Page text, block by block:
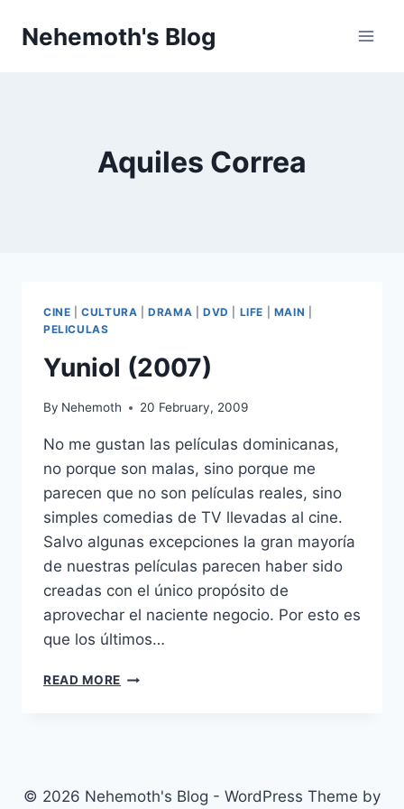
Nehemoth's Blog
Aquiles Correa
CINE |CULTURA |DRAMA DVD LIFE MAIN
PELICULAS
Yuniol (2007)
By Nehemoth 20 February, 2009
No me gustan las películas dominicanas,
no porque son malas, sino porque me
parecen que no son películas reales, sino
simples comedias de TV llevadas al cine.
Salvo algunas excepciones la gran mayoría
de nuestras películas parecen haber sido
creadas con el único propósito de
aprovechar el naciente negocio. Por esto es
que los últimos…
READ MORE YUNIOL
© 2026 Nehemoth's Blog - WordPress Theme by